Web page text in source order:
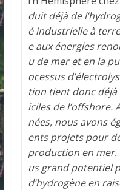
duit déjà de
é industrielle à
e aux énergies
u de mer et en la
ocessus
tion tient donc
iciles de l’offshore.
nées, nous avons
ents projets pour
production en mer.
us grand potentiel
d’hydrogène en